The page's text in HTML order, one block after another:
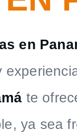
en
te
ya sea